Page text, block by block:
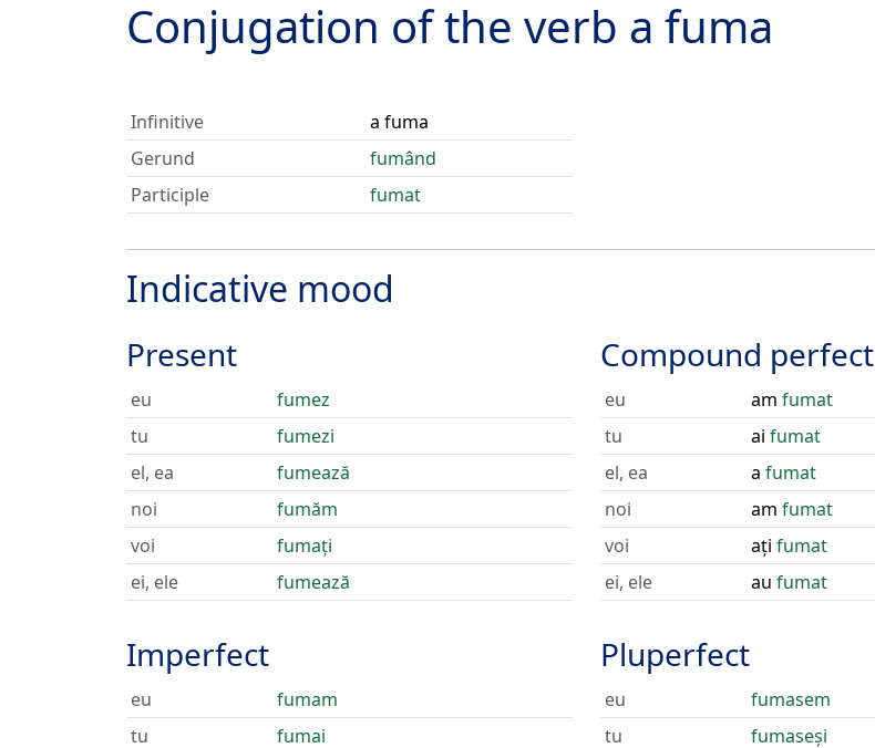
Conjugation of the verb a fuma
Infinitive
a fuma
Gerund
fumând
Participle
fumat
Indicative mood
Present
eu
fumez
tu
fumezi
el, ea
fumează
noi
fumăm
voi
fumați
ei, ele
fumează
Imperfect
eu
fumam
tu
fumai
Compound perfect
eu am fumat
tu
ai fumat
el, ea
a fumat
noi
am fumat
voi
ați fumat
ei, ele
au fumat
Pluperfect
eu
fumasem
tu
fumaseși